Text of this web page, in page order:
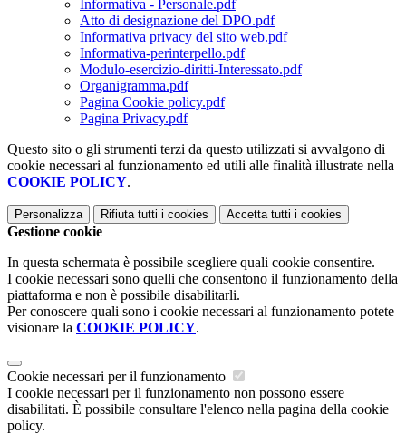
Informativa - Personale.pdf
Atto di designazione del DPO.pdf
Informativa privacy del sito web.pdf
Informativa-perinterpello.pdf
Modulo-esercizio-diritti-Interessato.pdf
Organigramma.pdf
Pagina Cookie policy.pdf
Pagina Privacy.pdf
Questo sito o gli strumenti terzi da questo utilizzati si avvalgono di
cookie necessari al funzionamento ed utili alle finalità illustrate nella
COOKIE POLICY.
Personalizza Rifiuta tutti i cookies Accetta tutti i cookies
Gestione cookie
In questa schermata è possibile scegliere quali cookie consentire.
I cookie necessari sono quelli che consentono il funzionamento della
piattaforma e non è possibile disabilitarli.
Per conoscere quali sono i cookie necessari al funzionamento potete
visionare la COOKIE POLICY.
Cookie necessari per il funzionamento
I cookie necessari per il funzionamento non possono essere
disabilitati. È possibile consultare l'elenco nella pagina della cookie
policy.